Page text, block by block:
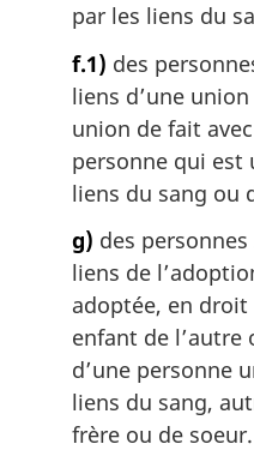
par les liens du
f.1) des
liens d’une
union de fait
personne qui est
liens du sang ou
g) des
liens de
adoptée, en
enfant de l’autre
d’une personne
liens du sang,
frère ou de soeur.